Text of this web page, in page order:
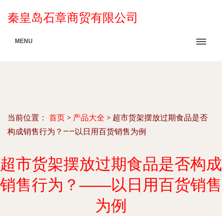
秦皇岛石章商贸有限公司
MENU
当前位置： 首页 > 产品大全 > 超市货架摆放过期食品是否
构成销售行为？——以日用百货销售为例
超市货架摆放过期食品是否构成
销售行为？——以日用百货销售
为例